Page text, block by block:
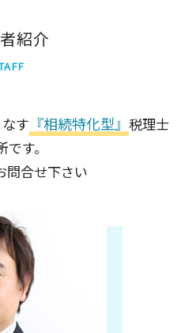
紹介
す 『相続特化型』 税理士
す。
問合せ下さい